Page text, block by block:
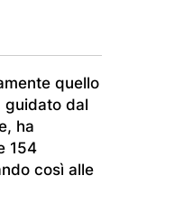
Club
quello
guidato dal
ha
154
così alle